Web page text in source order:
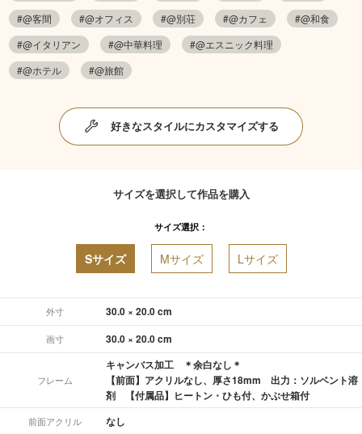
#@客間
#@オフィス #@別荘 #@カフェ
#@和食
#@イタリアン
#@中華料理
#@エスニック料理
#@ホテル
#@旅館
好きなスタイルにカスタマイズする
サイズを選択して作品を購入
サイズ選択：
Sサイズ Mサイズ Lサイズ
外寸 30.0 × 20.0 cm
画寸 30.0 × 20.0 cm
フレーム
キャンバス加工 ＊余白なし＊
【前面】アクリルなし、厚さ18mm 出力：ソルベント溶
剤 【付属品】ヒートン・ひも付、かぶせ箱付
前面アクリル なし